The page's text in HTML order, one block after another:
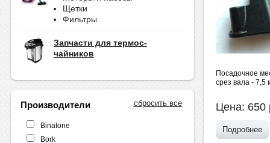
Щетки
Фильтры
Запчасти для термос-
чайников
сбросить все
Производители
Binatone
Bork
Посадочное
срез вала - 7,5
Цена: 650
Подробнее